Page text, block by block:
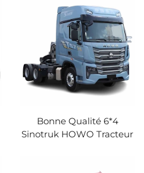
580HP 610HP AMT
Bonne Qualité 6*4
Sinotruk HOWO Tracteur